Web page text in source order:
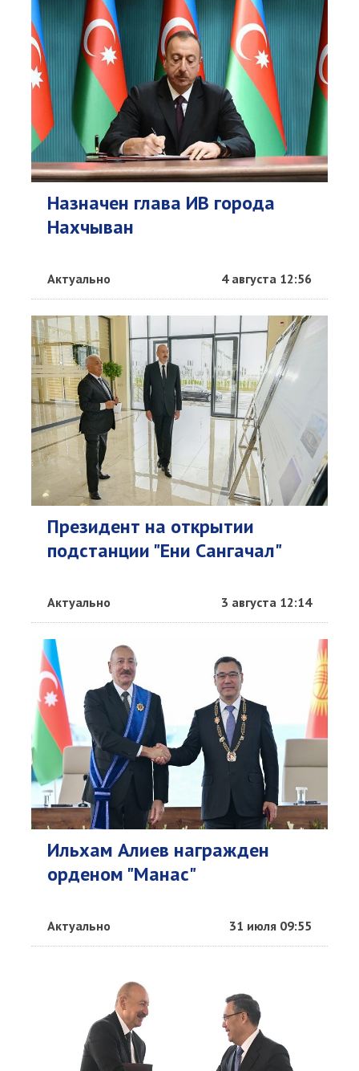
Назначен глава ИВ города
Нахчыван
Актуально 4 августа 12:56
Президент на открытии
подстанции "Ени Сангачал"
Актуально 3 августа 12:14
Ильхам Алиев награжден
орденом "Манас"
Актуально 31 июля 09:55